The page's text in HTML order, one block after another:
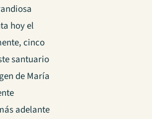
hoy el
cinco
santuario
de María
adelante